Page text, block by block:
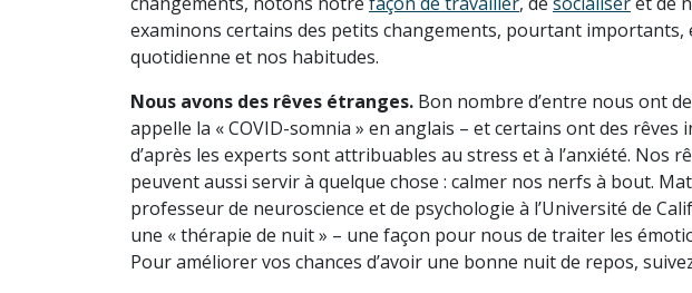
examinons certains des petits changements, pourtant importants,
quotidienne et nos habitudes.
Nous avons des rêves étranges. Bon nombre d’entre nous ont
appelle la « COVID-somnia » en anglais – et certains ont des
d’après les experts sont attribuables au stress et à l’anxiété. Nos
peuvent aussi servir à quelque chose : calmer nos nerfs à bout.
professeur de neuroscience et de psychologie à l’Université de
une « thérapie de nuit » – une façon pour nous de traiter les
Pour améliorer vos chances d’avoir une bonne nuit de repos,